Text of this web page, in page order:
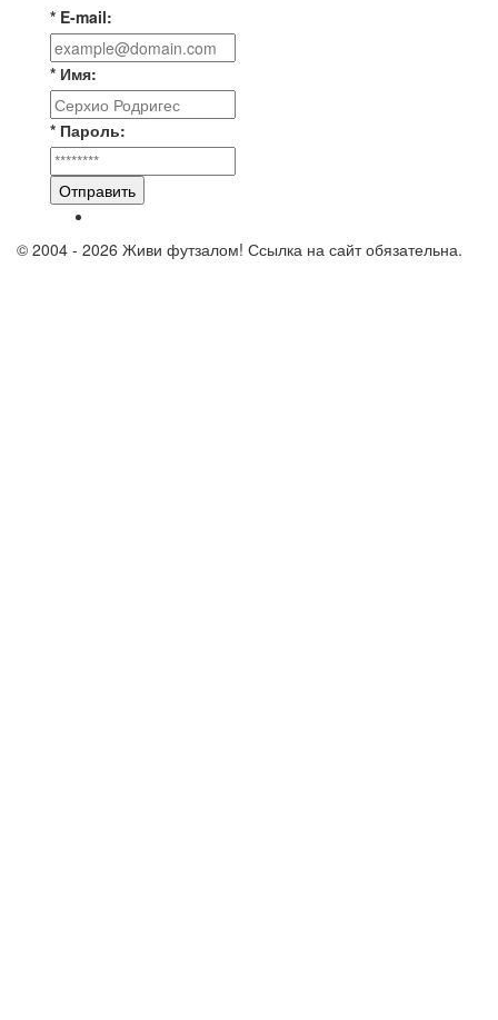
* E-mail:
* Имя:
* Пароль:
Отправить
© 2004 - 2026 Живи футзалом! Ссылка на сайт обязательна.